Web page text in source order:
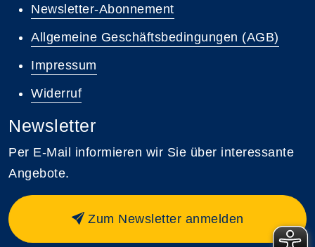
Newsletter-Abonnement
Allgemeine Geschäftsbedingungen (AGB)
Impressum
Widerruf
Newsletter
Per E-Mail informieren wir Sie über interessante
Angebote.
Zum Newsletter anmelden